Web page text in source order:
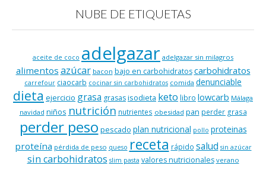
NUBE DE ETIQUETAS
aceite de coco adelgazar adelgazar sin milagros
alimentos azúcar bacon bajo en carbohidratos carbohidratos
carrefour ciaocarb cocinar sin carbohidratos comida denunciable
dieta ejercicio grasa grasasisodieta keto libro lowcarb Málaga
navidad niños nutrición nutrientes obesidad pan perder grasa
perder peso pescado plan nutricional pollo proteinas
proteína pérdida de peso queso receta rápido salud sin azúcar
sin carbohidratos slim pasta valores nutricionales verano